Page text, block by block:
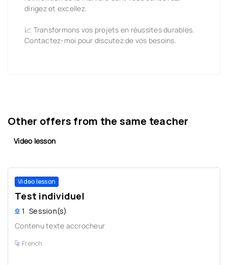
dirigez et excellez.
📈 Transformons vos projets en réussites durables.
Contactez-moi pour discutez de vos besoins.
Other offers from the same teacher
Video lesson
Video lesson
Test individuel
1 Session(s)
Contenu texte accrocheur
French